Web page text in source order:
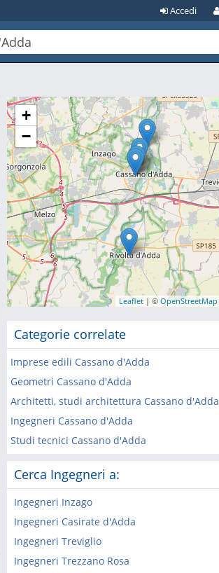
Accedi
+
−
Leaflet | ©OpenStreetMap
Categorie correlate
Imprese edili Cassano d'Adda
Geometri Cassano d'Adda
Architetti, studi architettura Cassano d'Adda
Ingegneri Cassano d'Adda
Studi tecnici Cassano d'Adda
Cerca Ingegneri a:
Ingegneri Inzago
Ingegneri Casirate d'Adda
Ingegneri Treviglio
Ingegneri Trezzano Rosa